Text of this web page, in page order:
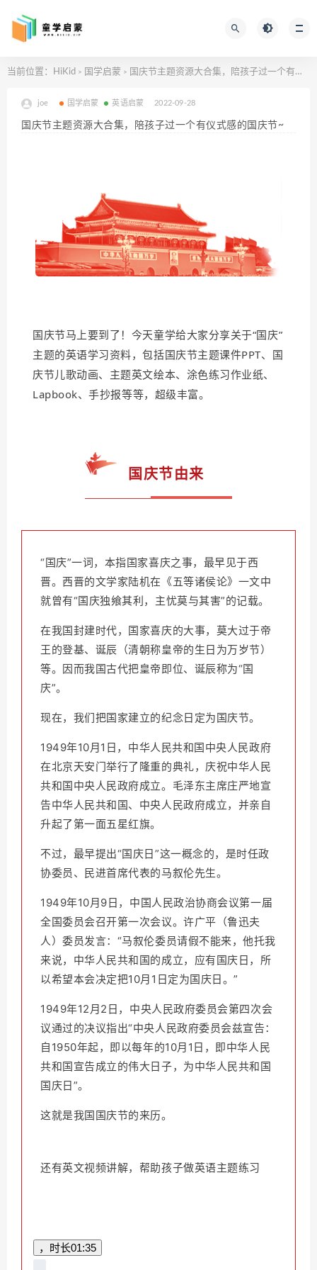
当前位置： HiKid > 国学启蒙 > 国庆节主题资源大合集，陪孩子过一个有仪式感的国庆节~
joe 国学启蒙 英语启蒙 2022-09-28
国庆节主题资源大合集，陪孩子过一个有仪式感的国庆节~
国庆节马上要到了！ 今天童学给大家分享关于“国庆”
主题的英语学习资料，包括国庆节主题课件PPT、国
庆节儿歌动画、主题英文绘本、涂色练习作业纸、
Lapbook、手抄报等等，超级丰富。
国庆节由来
“国庆”一词，本指国家喜庆之事，最早见于西
晋。西晋的文学家陆机在《五等诸侯论》一文中
就曾有“国庆独飨其利，主忧莫与其害”的记载。
在我国封建时代，国家喜庆的大事，莫大过于帝
王的登基、诞辰（清朝称皇帝的生日为万岁节）
等。因而我国古代把皇帝即位、诞辰称为“国
庆”。
现在，我们把国家建立的纪念日定为国庆节。
1949年10月1日，中华人民共和国中央人民政府
在北京天安门举行了隆重的典礼，庆祝中华人民
共和国中央人民政府成立。毛泽东主席庄严地宣
告中华人民共和国、中央人民政府成立，并亲自
升起了第一面五星红旗。
不过，最早提出“国庆日”这一概念的，是时任政
协委员、民进首席代表的马叙伦先生。
1949年10月9日，中国人民政治协商会议第一届
全国委员会召开第一次会议。许广平（鲁迅夫
人）委员发言：“马叙伦委员请假不能来，他托我
来说，中华人民共和国的成立，应有国庆日，所
以希望本会决定把10月1日定为国庆日。”
1949年12月2日，中央人民政府委员会第四次会
议通过的决议指出“中央人民政府委员会兹宣告：
自1950年起，即以每年的10月1日，即中华人民
共和国宣告成立的伟大日子，为中华人民共和国
国庆日”。
这就是我国国庆节的来历。
还有英文视频讲解，帮助孩子做英语主题练习
，时长01:35